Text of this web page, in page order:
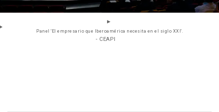
Panel 'El empresario que Iberoamérica necesita en el siglo XXI'.
- CEAPI